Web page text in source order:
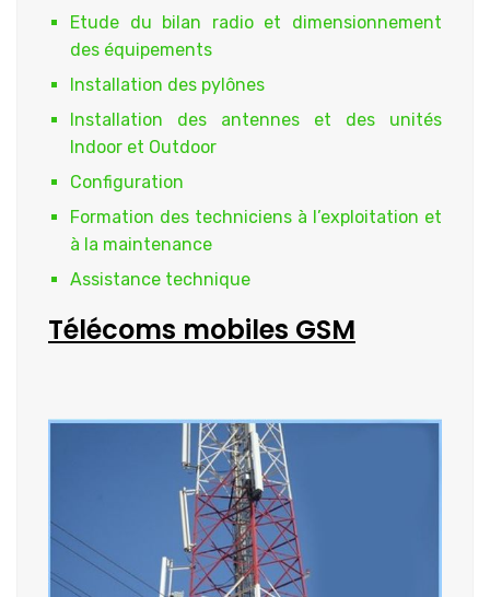
Etude du bilan radio et dimensionnement
des équipements
Installation des pylônes
Installation des antennes et des unités
Indoor et Outdoor
Configuration
Formation des techniciens à l’exploitation et
à la maintenance
Assistance technique
Télécoms mobiles GSM